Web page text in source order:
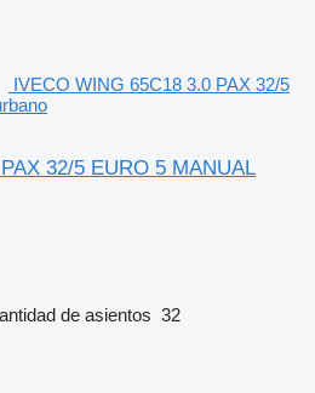
IVECO WING 65C18 3.0 PAX 32/5
32/5 EURO 5 MANUAL
de asientos 32